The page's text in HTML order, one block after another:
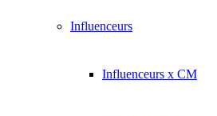
Influenceurs
Influenceurs x CM